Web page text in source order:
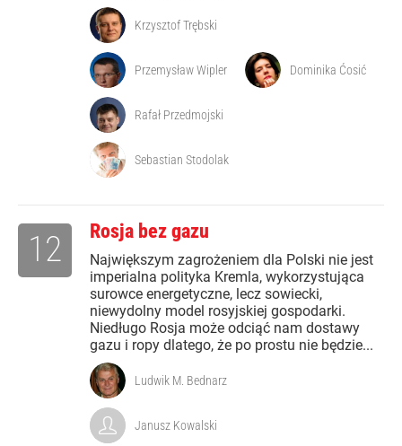
Krzysztof Trębski
Przemysław Wipler Dominika Ćosić
Rafał Przedmojski
Sebastian Stodolak
Rosja bez gazu
Największym zagrożeniem dla Polski nie jest
imperialna polityka Kremla, wykorzystująca
surowce energetyczne, lecz sowiecki,
niewydolny model rosyjskiej gospodarki.
Niedługo Rosja może odciąć nam dostawy
gazu i ropy dlatego, że po prostu nie będzie...
12
Ludwik M. Bednarz
Janusz Kowalski